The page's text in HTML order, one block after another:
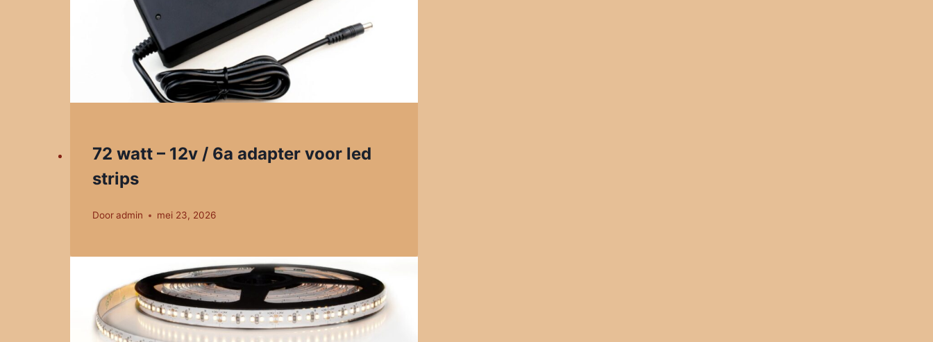
72 watt – 12v / 6a adapter voor led
strips
Door admin mei 23, 2026